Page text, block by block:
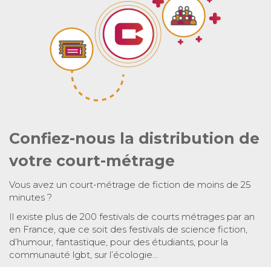
Confiez-nous la distribution de
votre court-métrage
Vous avez un court-métrage de fiction de moins de 25
minutes ?
Il existe plus de 200 festivals de courts métrages par an
en France, que ce soit des festivals de science fiction,
d’humour, fantastique, pour des étudiants, pour la
communauté lgbt, sur l’écologie…